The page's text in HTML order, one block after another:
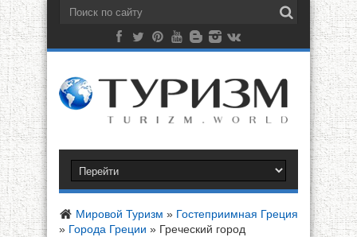
Мировой Туризм » Гостеприимная Греция
» Города Греции » Греческий город